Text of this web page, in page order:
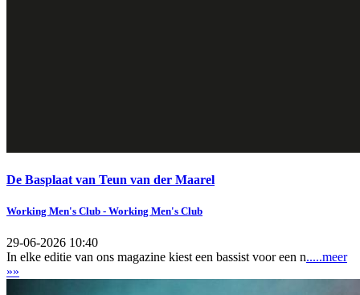
De Basplaat van Teun van der Maarel
Working Men's Club - Working Men's Club
29-06-2026 10:40
In elke editie van ons magazine kiest een bassist voor een n.....meer
»»